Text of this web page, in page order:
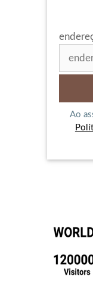
Ao